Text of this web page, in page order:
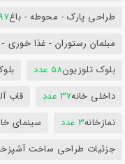
طراحی پارک - محوطه - باغ197
مبلمان رستوران - غذا
بلوک تلوزیون58 عدد
داخلی خانه37 عدد قاب
نمازخانه3 عدد سینمای
جزئیات طراحی ساخت